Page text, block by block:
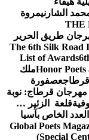
الشارنيمروة
THE
طريق الحرير
The 6th Silk Road
List of Awards
Honorملك
عصفورة
مهرجان قرطاج: نوبة
قلعة الزئير …
الخاص بآسيا
Global Poets
(Special